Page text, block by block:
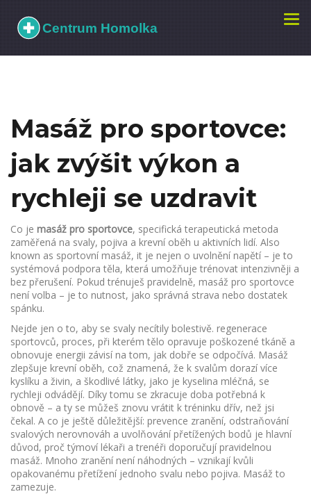
Masáž pro sportovce:
jak zvýšit výkon a
rychleji se uzdravit
Co je masáž pro sportovce, specifická terapeutická metoda
zaměřená na svaly, pojiva a krevní oběh u aktivních lidí. Also
known as sportovní masáž, it je nejen o uvolnění napětí – je to
systémová podpora těla, která umožňuje trénovat intenzivněji a
bez přerušení. Pokud trénuješ pravidelně, masáž pro sportovce
není volba – je to nutnost, jako správná strava nebo dostatek
spánku.
Nejde jen o to, aby se svaly necítily bolestivě. regenerace
sportovců, proces, při kterém tělo opravuje poškozené tkáně a
obnovuje energii závisí na tom, jak dobře se odpočívá. Masáž
zlepšuje krevní oběh, což znamená, že k svalům dorazí více
kyslíku a živin, a škodlivé látky, jako je kyselina mléčná, se
rychleji odvádějí. Díky tomu se zkracuje doba potřebná k
obnově – a ty se můžeš znovu vrátit k tréninku dřív, než jsi
čekal. A co je ještě důležitější: prevence zranění, odstraňování
svalových nerovnováh a uvolňování přetížených bodů je hlavní
důvod, proč týmoví lékaři a trenéři doporučují pravidelnou
masáž. Mnoho zranění není náhodných – vznikají kvůli
opakovanému přetížení jednoho svalu nebo pojiva. Masáž to
zamezuje.